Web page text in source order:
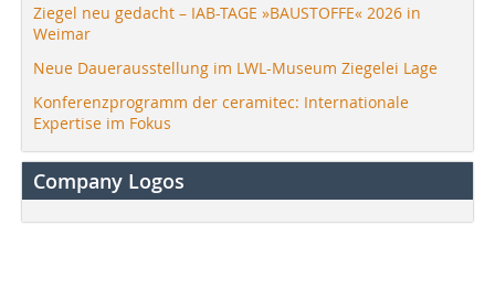
Ziegel neu gedacht – IAB-TAGE »BAUSTOFFE« 2026 in
Weimar
Neue Dauerausstellung im LWL-Museum Ziegelei Lage
Konferenzprogramm der ceramitec: Internationale
Expertise im Fokus
Company Logos